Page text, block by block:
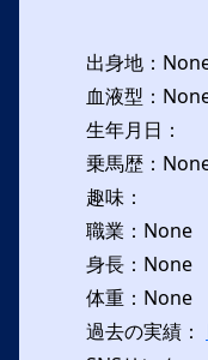
出身地：
血液型：
生年月日：
乗馬歴：
趣味：
職業：None
身長：None
体重：None
過去の実績：